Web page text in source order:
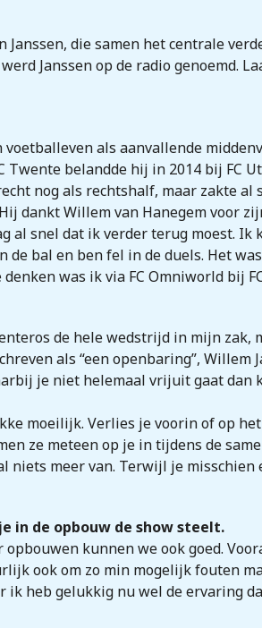
die samen het centrale
Janssen op de radio genoemd.
als aanvallende
Twente belandde hij in 2014 bij FC
nog als rechtshalf, maar zakte
dankt Willem van Hanegem voor
al snel dat ik verder terug moest.
bal en ben fel in de duels. Het
was ik via FC Omniworld bij
de hele wedstrijd in mijn
als “een openbaring”, Willem
je niet helemaal vrijuit gaat dan
moeilijk. Verlies je voorin of op
ze meteen op je in tijdens de
niets meer van. Terwijl je
in de opbouw de show steelt.
kunnen we ook goed.
ook om zo min mogelijk fouten
heb gelukkig nu wel de ervaring